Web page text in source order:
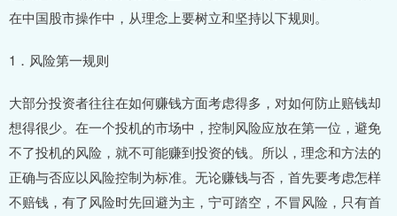
在中国股市操作中，从理念上要树立和坚持以下规则。
1．风险第一规则
大部分投资者往往在如何赚钱方面考虑得多，对如何防止赔钱却
想得很少。在一个投机的市场中，控制风险应放在第一位，避免
不了投机的风险，就不可能赚到投资的钱。所以，理念和方法的
正确与否应以风险控制为标准。无论赚钱与否，首先要考虑怎样
不赔钱，有了风险时先回避为主，宁可踏空，不冒风险，只有首